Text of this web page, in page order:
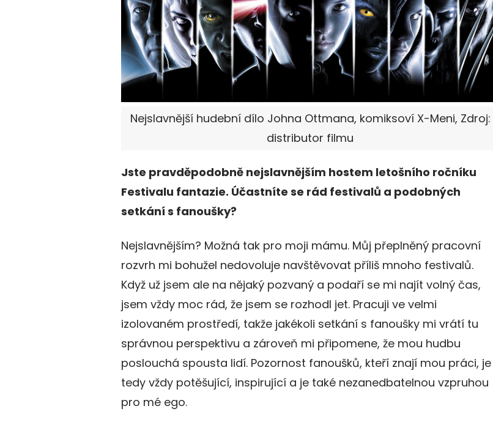
Nejslavnější hudební dílo Johna Ottmana, komiksoví X-Meni, Zdroj:
distributor filmu
Jste pravděpodobně nejslavnějším hostem letošního ročníku
Festivalu fantazie. Účastníte se rád festivalů a podobných
setkání s fanoušky?
Nejslavnějším? Možná tak pro moji mámu. Můj přeplněný pracovní
rozvrh mi bohužel nedovoluje navštěvovat příliš mnoho festivalů.
Když už jsem ale na nějaký pozvaný a podaří se mi najít volný čas,
jsem vždy moc rád, že jsem se rozhodl jet. Pracuji ve velmi
izolovaném prostředí, takže jakékoli setkání s fanoušky mi vrátí tu
správnou perspektivu a zároveň mi připomene, že mou hudbu
poslouchá spousta lidí. Pozornost fanoušků, kteří znají mou práci, je
tedy vždy potěšující, inspirující a je také nezanedbatelnou vzpruhou
pro mé ego.